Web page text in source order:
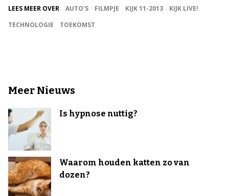
LEES MEER OVER AUTO'S FILMPJE KIJK 11-2013
KIJK LIVE!
TECHNOLOGIE
TOEKOMST
Meer Nieuws
Is hypnose nuttig?
Waarom houden katten zo van
dozen?